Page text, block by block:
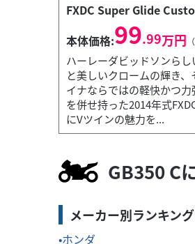
バイク館足利店 ホンダ
本体価格:53
トノー...
FXDC Super Glide
本体価格:99.99万円
ハーレーダビッドソンらし
と美しいクロームの輝き、
イナならではの軽快かつ力
を併せ持った2014年式
にVツインの魅力を...
GB350 C
メーカー別ランキング
ホンダ